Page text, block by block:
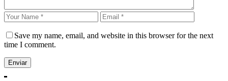
Save my name, email, and website in this browser for the next
time I comment.
Enviar